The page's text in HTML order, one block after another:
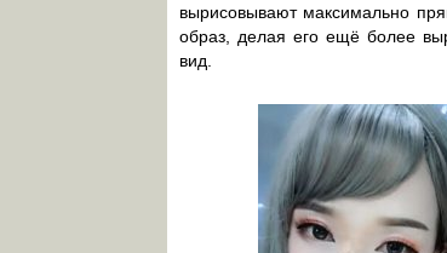
вырисовывают максимально
образ, делая его ещё более
вид.